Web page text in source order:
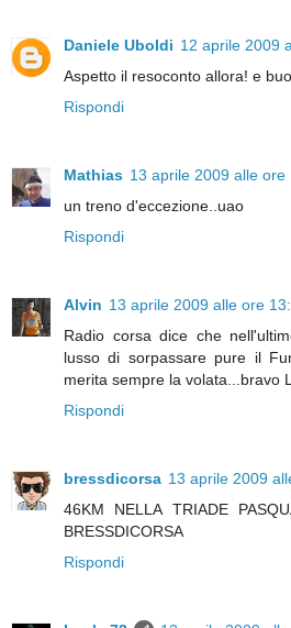
Daniele Uboldi 12 aprile 2009
Aspetto il resoconto allora! e
Rispondi
Mathias 13 aprile 2009 alle ore
un treno d'eccezione..uao
Rispondi
Alvin 13 aprile 2009 alle ore
Radio corsa dice che
lusso di sorpassare pure il
merita sempre la volata...bravo
Rispondi
bressdicorsa 13 aprile 2009
46KM NELLA TRIADE
BRESSDICORSA
Rispondi